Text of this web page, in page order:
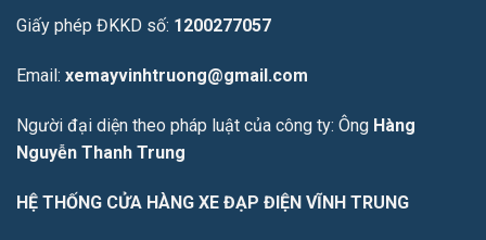
Giấy phép ĐKKD số: 1200277057
Email: xemayvinhtruong@gmail.com
Người đại diện theo pháp luật của công ty: Ông Hàng
Nguyễn Thanh Trung
HỆ THỐNG CỬA HÀNG XE ĐẠP ĐIỆN VĨNH TRUNG